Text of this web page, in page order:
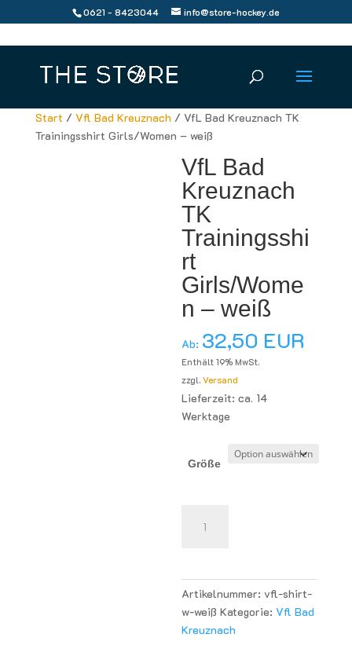
0621 - 8423044 info@store-hockey.de
Start / Vfl Bad Kreuznach / VfL Bad Kreuznach TK
Trainingsshirt Girls/Women – weiß
VfL Bad
Kreuznach
TK
Trainingsshi
rt
Girls/Wome
n – weiß
Ab: 32,50 EUR
Enthält 19% MwSt.
zzgl.Versand
Lieferzeit: ca. 14
Werktage
Größe
Artikelnummer:vfl-shirt-
w-weiß Kategorie:Vfl Bad
Kreuznach